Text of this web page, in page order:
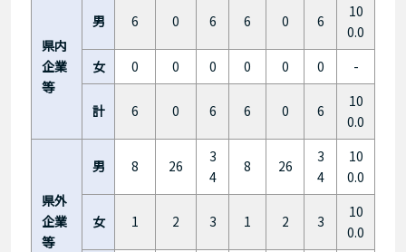
県内
企業
等
男 6 0 6 6 0 6
10
0.0
女
0 0 0 0 0 0 -
計 6 0 6 6 0 6
10
0.0
県外
企業
等
男 8 26
3
4
8 26
3
4
10
0.0
女 1 2 3 1 2 3
10
0.0